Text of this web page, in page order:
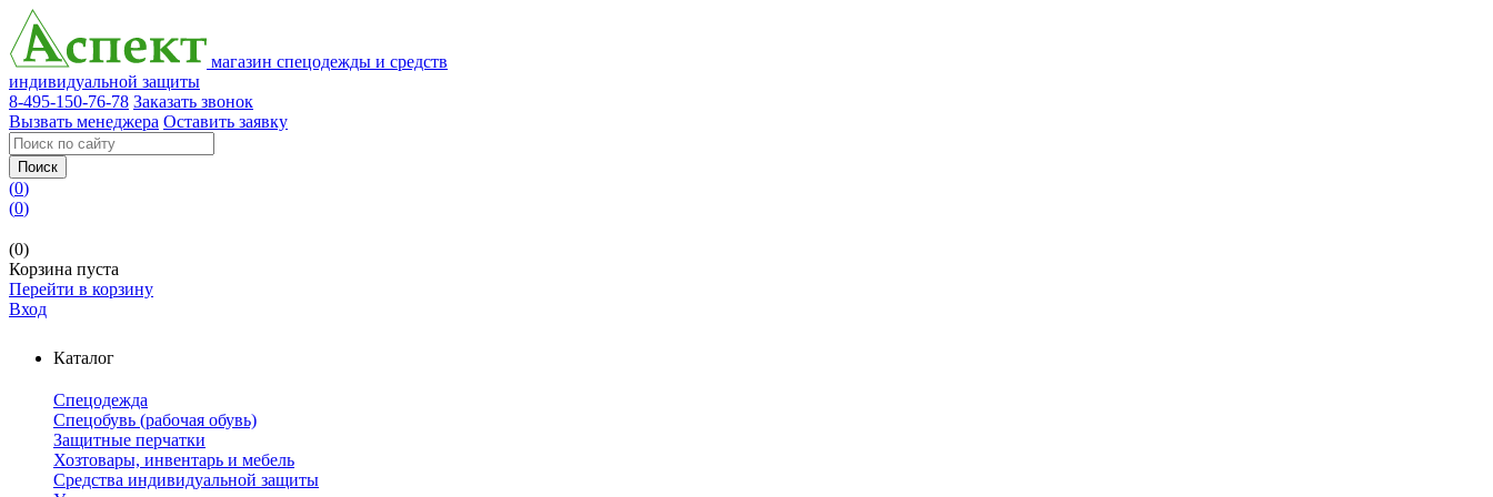
магазин спецодежды и средств
индивидуальной защиты
8-495-150-76-78 Заказать звонок
Вызвать менеджера Оставить заявку
Поиск
(0)
(0)
(0)
Корзина пуста
Перейти в корзину
Вход
Каталог
Спецодежда
Спецобувь (рабочая обувь)
Защитные перчатки
Хозтовары, инвентарь и мебель
Средства индивидуальной защиты